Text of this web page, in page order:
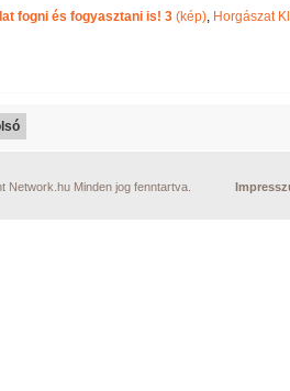
fogni és fogyasztani is! 3 (kép), Horgászat
Network.hu Minden jog fenntartva.